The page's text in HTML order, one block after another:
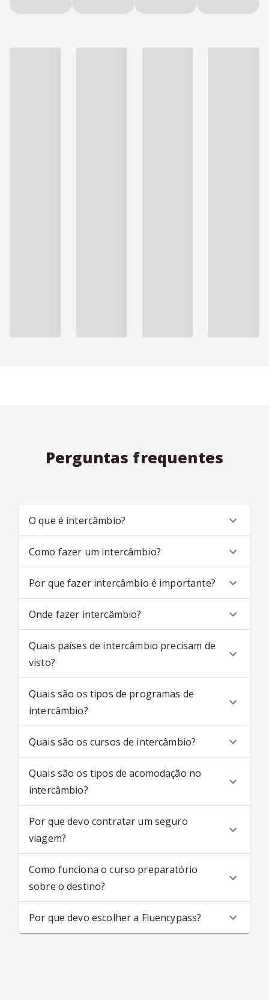
Perguntas frequentes
O que é intercâmbio?
Como fazer um intercâmbio?
Por que fazer intercâmbio é importante?
Onde fazer intercâmbio?
Quais países de intercâmbio precisam de
visto?
Quais são os tipos de programas de
intercâmbio?
Quais são os cursos de intercâmbio?
Quais são os tipos de acomodação no
intercâmbio?
Por que devo contratar um seguro
viagem?
Como funciona o curso preparatório
sobre o destino?
Por que devo escolher a Fluencypass?